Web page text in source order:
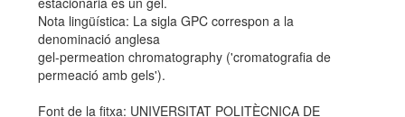
Nota lingüística: La sigla GPC correspon a la
denominació anglesa
gel-permeation chromatography ('cromatografia de
permeació amb gels').
Font de la fitxa: UNIVERSITAT POLITÈCNICA DE